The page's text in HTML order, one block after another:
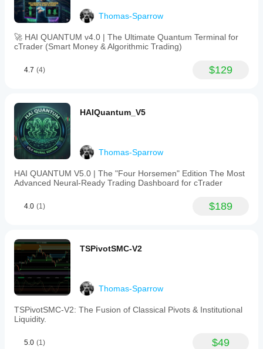
chart
uncluttered.
can
use
Hull
trend
reversals
through
directional
crossovers,
confirm
trends
alongside
other
or
filter
out
false
signals
in
sideways
when
lines
flat
Thomas-Sparrow
🚀 HAI QUANTUM v4.0 | The Ultimate Quantum Terminal for
cTrader (Smart Money & Algorithmic Trading)
4.7 (4) $129
HAIQuantum_V5
Thomas-Sparrow
HAI QUANTUM V5.0 | The "Four Horsemen" Edition The Most
Advanced Neural-Ready Trading Dashboard for cTrader
4.0 (1) $189
TSPivotSMC-V2
Thomas-Sparrow
TSPivotSMC-V2: The Fusion of Classical Pivots & Institutional
Liquidity.
5.0 (1) $49